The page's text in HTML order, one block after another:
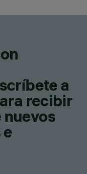
a
recibir
nuevos